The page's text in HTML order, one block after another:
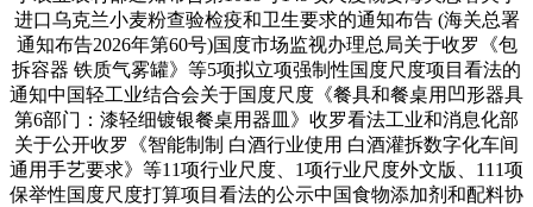
进口乌克兰小麦粉查验检疫和卫生要求的通知布告 (海关总署
通知布告2026年第60号)国度市场监视办理总局关于收罗《包
拆容器 铁质气雾罐》等5项拟立项强制性国度尺度项目看法的
通知中国轻工业结合会关于国度尺度《餐具和餐桌用凹形器具
第6部门：漆轻细镀银餐桌用器皿》收罗看法工业和消息化部
关于公开收罗《智能制制 白酒行业使用 白酒灌拆数字化车间
通用手艺要求》等11项行业尺度、1项行业尺度外文版、111项
保举性国度尺度打算项目看法的公示中国食物添加剂和配料协